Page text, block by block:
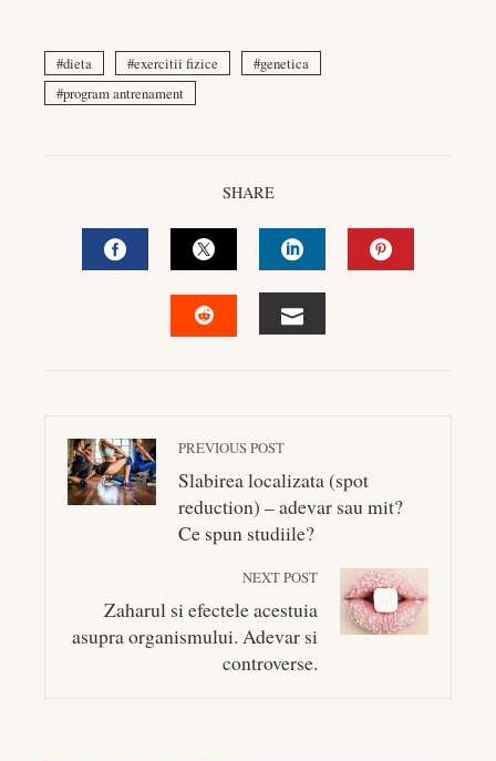
dieta exercitii fizice
genetica
program antrenament
SHARE
FACEBOOKTWITTERLINKEDIN
PREVIOUS POST
Slabirea localizata (spot
reduction) – adevar sau mit?
Ce spun studiile?
NEXT POST
Zaharul si efectele acestuia
asupra organismului. Adevar si
controverse.